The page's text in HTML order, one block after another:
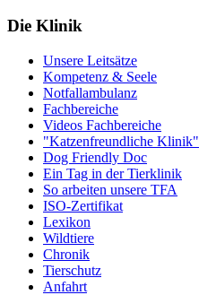
Die Klinik
Unsere Leitsätze
Kompetenz & Seele
Notfallambulanz
Fachbereiche
Videos Fachbereiche
"Katzenfreundliche Klinik"
Dog Friendly Doc
Ein Tag in der Tierklinik
So arbeiten unsere TFA
ISO-Zertifikat
Lexikon
Wildtiere
Chronik
Tierschutz
Anfahrt